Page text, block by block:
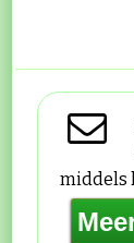
middels